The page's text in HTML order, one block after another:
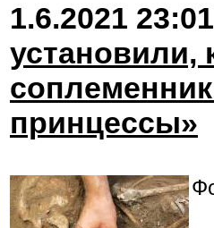
1.6.2021 23:01
установили,
принцессы»